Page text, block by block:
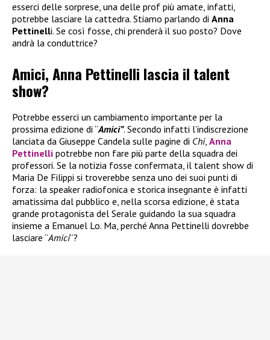
esserci delle sorprese, una delle prof più amate, infatti,
potrebbe lasciare la cattedra. Stiamo parlando di Anna
Pettinelli. Se così fosse, chi prenderà il suo posto? Dove
andrà la conduttrice?
Amici, Anna Pettinelli lascia il talent
show?
Potrebbe esserci un cambiamento importante per la
prossima edizione di “Amici”. Secondo infatti l’indiscrezione
lanciata da Giuseppe Candela sulle pagine di Chi, Anna
Pettinelli potrebbe non fare più parte della squadra dei
professori. Se la notizia fosse confermata, il talent show di
Maria De Filippi si troverebbe senza uno dei suoi punti di
forza: la speaker radiofonica e storica insegnante è infatti
amatissima dal pubblico e, nella scorsa edizione, è stata
grande protagonista del Serale guidando la sua squadra
insieme a Emanuel Lo. Ma, perché Anna Pettinelli dovrebbe
lasciare “Amici“?